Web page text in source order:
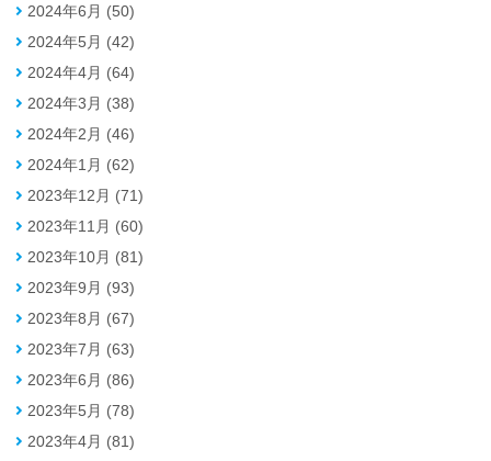
2024年6月 (50)
2024年5月 (42)
2024年4月 (64)
2024年3月 (38)
2024年2月 (46)
2024年1月 (62)
2023年12月 (71)
2023年11月 (60)
2023年10月 (81)
2023年9月 (93)
2023年8月 (67)
2023年7月 (63)
2023年6月 (86)
2023年5月 (78)
2023年4月 (81)